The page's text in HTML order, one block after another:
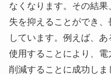
なくなります。その結
失を抑えることができ
しています。例えば、
使用することにより、
削減することに成功し